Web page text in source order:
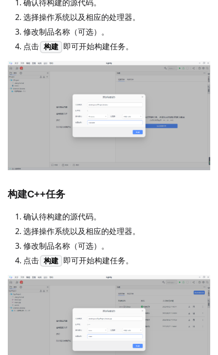
确认待构建的源代码。
选择操作系统以及相应的处理器。
修改制品名称（可选）。
点击 构建 即可开始构建任务。
构建C++任务
确认待构建的源代码。
选择操作系统以及相应的处理器。
修改制品名称（可选）。
点击 构建 即可开始构建任务。